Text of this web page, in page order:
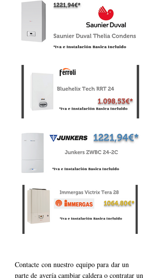
Contacte con nuestro equipo para dar un
parte de avería cambiar caldera o contratar un